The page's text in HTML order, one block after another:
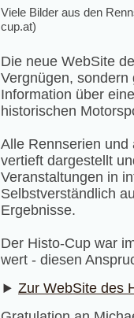
Viele Bilder aus den
cup.at)
Die neue WebSite
Vergnügen,
Information über
historischen
Alle Rennserien und
vertieft dargestellt
Veranstaltungen in
Selbstverständlich
Ergebnisse.
Der Histo-Cup war
wert - diesen
Zur WebSite des